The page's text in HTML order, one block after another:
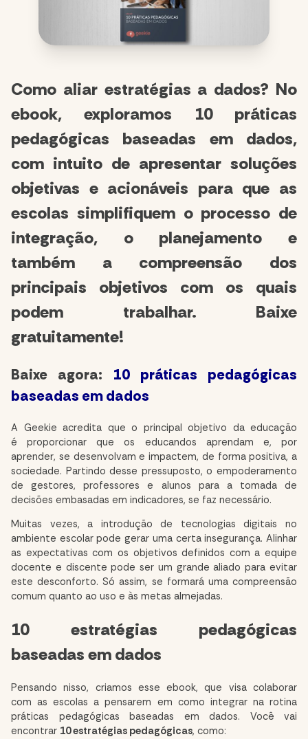
Como aliar estratégias a dados? No
ebook, exploramos 10 práticas
pedagógicas baseadas em dados,
com intuito de apresentar soluções
objetivas e acionáveis para que as
escolas simplifiquem o processo de
integração, o planejamento e
também a compreensão dos
principais objetivos com os quais
podem trabalhar. Baixe
gratuitamente!
Baixe agora: 10 práticas pedagógicas
baseadas em dados
A Geekie acredita que o principal objetivo da educação
é proporcionar que os educandos aprendam e, por
aprender, se desenvolvam e impactem, de forma positiva, a
sociedade. Partindo desse pressuposto, o empoderamento
de gestores, professores e alunos para a tomada de
decisões embasadas em indicadores, se faz necessário.
Muitas vezes, a introdução de tecnologias digitais no
ambiente escolar pode gerar uma certa insegurança. Alinhar
as expectativas com os objetivos definidos com a equipe
docente e discente pode ser um grande aliado para evitar
este desconforto. Só assim, se formará uma compreensão
comum quanto ao uso e às metas almejadas.
10 estratégias pedagógicas
baseadas em dados
Pensando nisso, criamos esse ebook, que visa colaborar
com as escolas a pensarem em como integrar na rotina
práticas pedagógicas baseadas em dados. Você vai
encontrar 10 estratégias pedagógicas, como: